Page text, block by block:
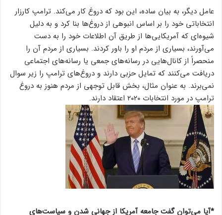
عامل دیگر، به بیان ساده، این بود که دروغ کار می‌کند. ترامپ کارزار
انتخاباتی خود را بر اساس انبوهی از دروغ‌ها بنا کرد و به دلیل
شیوه‌ای که آمریکایی‌ها از طریق آن اطلاعات خود را به دست
می‌آورند، بسیاری از مردم او را باور کردند. بسیاری از مردم آن را
منحصراً از کانال‌هایی در رسانه‌های جمعی یا رسانه‌های اجتماعی
دریافت می‌کنند که تمایل حزبی دارند و دروغ‌های ترامپ را زیر سوال
نمی‌برند. به عنوان مثال، بخش قابل توجهی از مردم هنوز به دروغ
ترامپ در مورد انتخابات ۲۰۲۰ اعتقاد دارند.
*آیا می‌توان گفت جامعه آمریکا از جهانی شدن و سیاست‌های